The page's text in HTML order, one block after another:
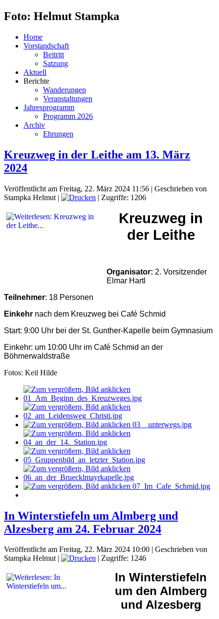
Foto: Helmut Stampka
Home
Vorstandschaft
Beitritt
Satzung
Aktuell
Berichte
Wanderungen
Veranstaltungen
Jahresprogramm
Programm 2026
Archiv
Ehrungen
Kreuzweg in der Leithe am 13. März
2024
Veröffentlicht am Freitag, 22. März 2024 11:56 | Geschrieben von
Stampka Helmut | | Zugriffe: 1206
Kreuzweg in
der Leithe
Organisator: 2. Vorsitzender
Elmar Hartl
Teilnehmer: 18 Personen
Einkehr nach dem Kreuzweg bei Café Schmid
Start: 9:00 Uhr bei der St. Gunther-Kapelle beim Gymnasium
Einkehr: um 10:00 Uhr im Café Schmid an der
Böhmerwaldstraße
Fotos: Keil Hilde
In Winterstiefeln um Almberg und
Alzesberg am 24. Februar 2024
Veröffentlicht am Freitag, 22. März 2024 10:00 | Geschrieben von
Stampka Helmut| | Zugriffe: 1246
In Winterstiefeln
um den Almberg
und Alzesberg